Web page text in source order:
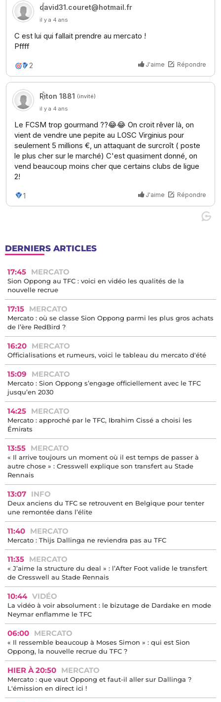
DERNIERS ARTICLES
17:45 MERCATO
Sion Oppong au TFC : voici en vidéo les qualités de la
nouvelle recrue
17:15 MERCATO
Mercato : où se classe Sion Oppong parmi les plus gros achats
de l’ère RedBird ?
16:20 MERCATO
Officialisations et rumeurs, voici le tableau du mercato d'été
15:09 MERCATO
Mercato : Sion Oppong s’engage officiellement avec le TFC
jusqu’en 2030
14:25 MERCATO
Mercato : approché par le TFC, Ibrahim Cissé a choisi les
Émirats
13:55 MERCATO
« Il arrive toujours un moment où il est temps de passer à
autre chose » : Cresswell explique son transfert au Stade
Rennais
13:07 INFO
Deux anciens du TFC se retrouvent en Belgique pour tenter
une remontée dans l’élite
11:40 MERCATO
Mercato : Thijs Dallinga ne reviendra pas au TFC
11:35 MERCATO
« J’aime la structure du deal » : l’After Foot valide le transfert
de Cresswell au Stade Rennais
10:44 VIDÉO
La vidéo à voir absolument : le bizutage de Dardake en mode
Neymar enflamme le TFC
06:00 MERCATO
« Il ressemble beaucoup à Moses Simon » : qui est Sion
Oppong, la nouvelle recrue du TFC ?
HIER À 20:50 MERCATO
Mercato : que vaut Oppong et faut-il aller sur Dallinga ?
L'émission en direct ici !